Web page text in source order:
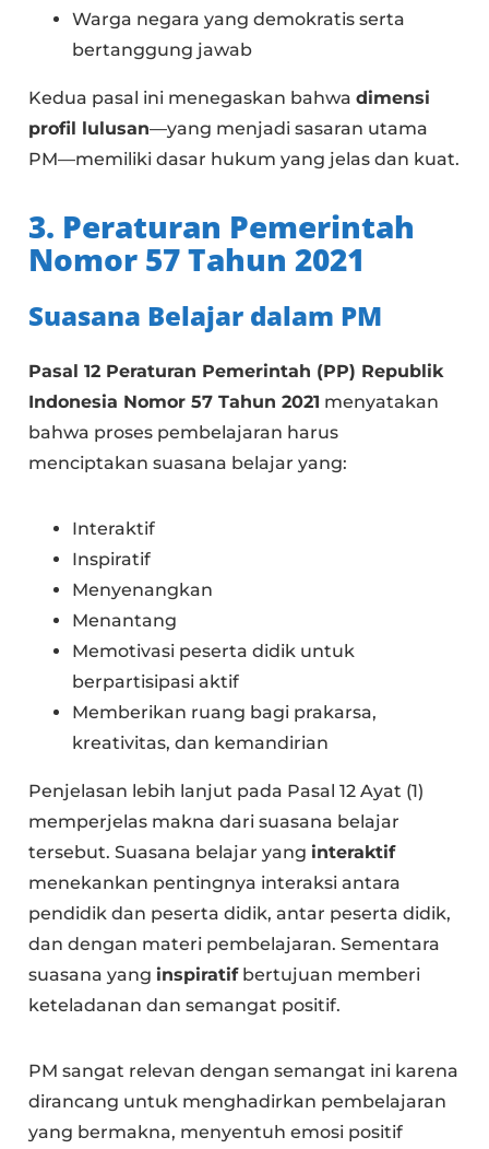
Warga negara yang demokratis serta
bertanggung jawab
Kedua pasal ini menegaskan bahwadimensi
profil lulusan—yang menjadi sasaran utama
PM—memiliki dasar hukum yang jelas dan kuat.
3. Peraturan Pemerintah
Nomor 57 Tahun 2021
Suasana Belajar dalam PM
Pasal 12 Peraturan Pemerintah (PP) Republik
Indonesia Nomor 57 Tahun 2021 menyatakan
bahwa proses pembelajaran harus
menciptakan suasana belajar yang:
Interaktif
Inspiratif
Menyenangkan
Menantang
Memotivasi peserta didik untuk
berpartisipasi aktif
Memberikan ruang bagi prakarsa,
kreativitas, dan kemandirian
Penjelasan lebih lanjut pada Pasal 12 Ayat (1)
memperjelas makna dari suasana belajar
tersebut. Suasana belajar yang interaktif
menekankan pentingnya interaksi antara
pendidik dan peserta didik, antar peserta didik,
dan dengan materi pembelajaran. Sementara
suasana yang inspiratifbertujuan memberi
keteladanan dan semangat positif.
PM sangat relevan dengan semangat ini karena
dirancang untuk menghadirkan pembelajaran
yang bermakna, menyentuh emosi positif